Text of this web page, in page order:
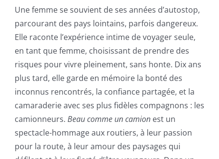
Une femme se souvient de ses années d’autostop,
parcourant des pays lointains, parfois dangereux.
Elle raconte l’expérience intime de voyager seule,
en tant que femme, choisissant de prendre des
risques pour vivre pleinement, sans honte. Dix ans
plus tard, elle garde en mémoire la bonté des
inconnus rencontrés, la confiance partagée, et la
camaraderie avec ses plus fidèles compagnons : les
camionneurs. Beau comme un camionest un
spectacle-hommage aux routiers, à leur passion
pour la route, à leur amour des paysages qui